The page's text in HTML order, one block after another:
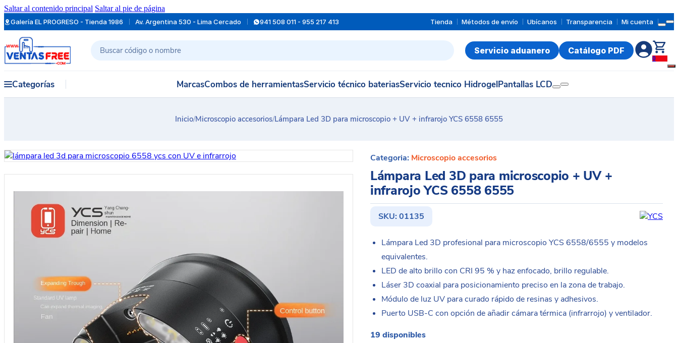
Saltar al contenido principal Saltar al pie de página
Galería EL PROGRESO - Tienda 1986 Av. Argentina 530 - Lima Cercado 941 508 011 - 955 217 413 Tienda Métodos de envío Ubícanos Transparencia Mi cuenta
Buscar Servicio aduanero Catálogo PDF
0
Categorías MarcasCombos de herramientasServicio técnico bateriasServicio tecnico HidrogelPantallas LCD
Inicio/Microscopio accesorios/Lámpara Led 3D para microscopio + UV + infrarojo YCS 6558 6555
Categoria: Microscopio accesorios
Lámpara Led 3D para microscopio + UV +
infrarojo YCS 6558 6555
SKU: 01135
Lámpara Led 3D profesional para microscopio YCS 6558/6555 y modelos
equivalentes.
LED de alto brillo con CRI 95 % y haz enfocado, brillo regulable.
Láser 3D coaxial para posicionamiento preciso en la zona de trabajo.
Módulo de luz UV para curado rápido de resinas y adhesivos.
Puerto USB‑C con opción de añadir cámara térmica (infrarrojo) y ventilador.
19 disponibles